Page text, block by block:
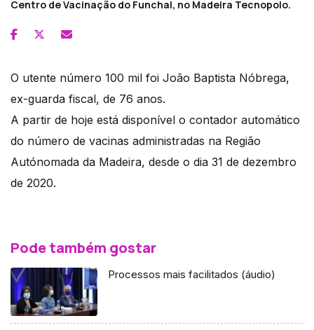
Centro de Vacinação do Funchal, no Madeira Tecnopolo.
O utente número 100 mil foi João Baptista Nóbrega,
ex-guarda fiscal, de 76 anos.
A partir de hoje está disponível o contador automático
do número de vacinas administradas na Região
Autónomada da Madeira, desde o dia 31 de dezembro
de 2020.
Pode também gostar
Processos mais facilitados (áudio)